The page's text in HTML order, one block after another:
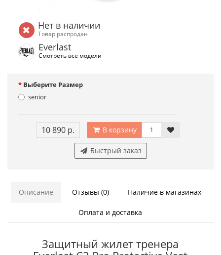
Нет в наличии
Товар распродан
Everlast
Смотреть все модели
Выберите Размер
senior
10 890 р. В корзину
Быстрый заказ
Описание Отзывы (0) Наличие в магазинах
Оплата и доставка
Защитный жилет тренера